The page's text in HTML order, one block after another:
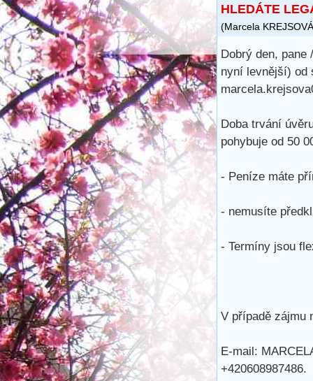
HLEDÁTE
(Marcela KREJSOVÁ
Dobrý den,
nyní levnější) od
Doba trvání
pohybuje od 50
- Peníze máte
- nemusíte
- Termíny jsou
V případě zájmu
E-mail:
+420608987486.